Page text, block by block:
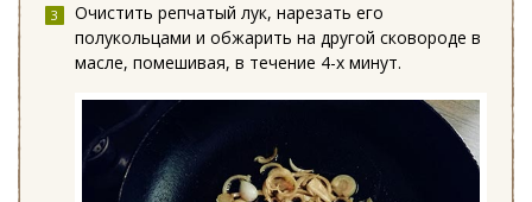
Очистить репчатый лук, нарезать его
полукольцами и обжарить на другой сковороде в
масле, помешивая, в течение 4-х минут.